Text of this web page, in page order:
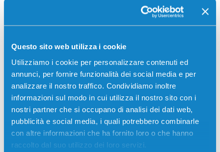
Questo sito web utilizza i cookie
Utilizziamo i cookie per personalizzare contenuti ed
annunci, per fornire funzionalità dei social media e per
analizzare il nostro traffico. Condividiamo inoltre
informazioni sul modo in cui utilizza il nostro sito con i
nostri partner che si occupano di analisi dei dati web,
pubblicità e social media, i quali potrebbero combinarle
con altre informazioni che ha fornito loro o che hanno
raccolto dal suo utilizzo dei loro servizi.
Bonifico bancario
Descrizione
Toner originale Xerox 106R04040 GIALLO 7600
pagine per Stampanti: Xerox VERSALINK C8000